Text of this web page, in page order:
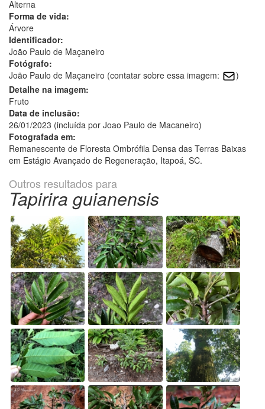
Alterna
Forma de vida:
Árvore
Identificador:
João Paulo de Maçaneiro
Fotógrafo:
João Paulo de Maçaneiro (contatar sobre essa imagem:
)
Detalhe na imagem:
Fruto
Data de inclusão:
26/01/2023 (incluída por Joao Paulo de Macaneiro)
Fotografada em:
Remanescente de Floresta Ombrófila Densa das Terras Baixas
em Estágio Avançado de Regeneração, Itapoá, SC.
Outros resultados para
Tapirira guianensis